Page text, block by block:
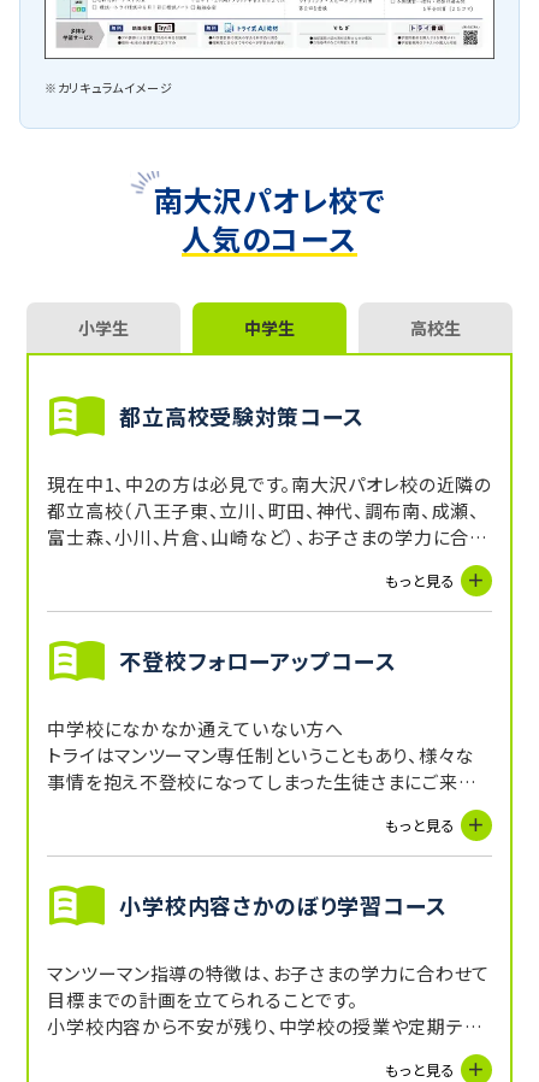
※カリキュラムイメージ
南大沢パオレ校で
人気のコース
小学生 中学生 高校生
都立高校受験対策コース
現在中1、中2の方は必見です。南大沢パオレ校の近隣の
都立高校（八王子東、立川、町田、神代、調布南、成瀬、
富士森、小川、片倉、山崎など）、お子さまの学力に合わ
もちろん、中1、中2生は、まずは定期テスト対策、内申底
上げ、勉強習慣構築の時期ですので、お子さまに合わせ
たプラン設計をいたします。
もっと見る
不登校フォローアップコース
中学校になかなか通えていない方へ
トライはマンツーマン専任制ということもあり、様々な
事情を抱え不登校になってしまった生徒さまにご来校
普段の教科書例題レベルから、慣れてきたら宿題によっ
て学習習慣の構築フォローも行っております。
もっと見る
小学校内容さかのぼり学習コース
マンツーマン指導の特徴は、お子さまの学力に合わせて
目標までの計画を立てられることです。
小学校内容から不安が残り、中学校の授業や定期テス
トについていけていない方は、学習習慣の構築からスタ
もっと見る